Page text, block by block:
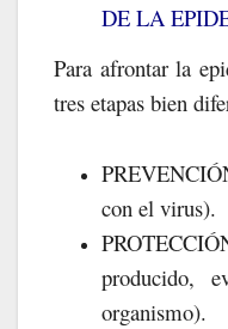
DE LA
Para afrontar la
tres etapas bien
con el virus).
producido,
organismo).